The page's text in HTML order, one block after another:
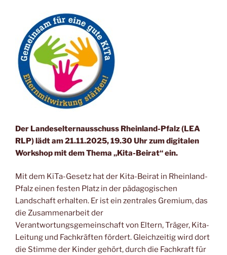
Der Landeselternausschuss Rheinland-Pfalz (LEA
RLP) lädt am 21.11.2025, 19.30 Uhr zum digitalen
Workshop mit dem Thema „Kita-Beirat“ ein.
Mit dem KiTa-Gesetz hat der Kita-Beirat in Rheinland-
Pfalz einen festen Platz in der pädagogischen
Landschaft erhalten. Er ist ein zentrales Gremium, das
die Zusammenarbeit der
Verantwortungsgemeinschaft von Eltern, Träger, Kita-
Leitung und Fachkräften fördert. Gleichzeitig wird dort
die Stimme der Kinder gehört, durch die Fachkraft für